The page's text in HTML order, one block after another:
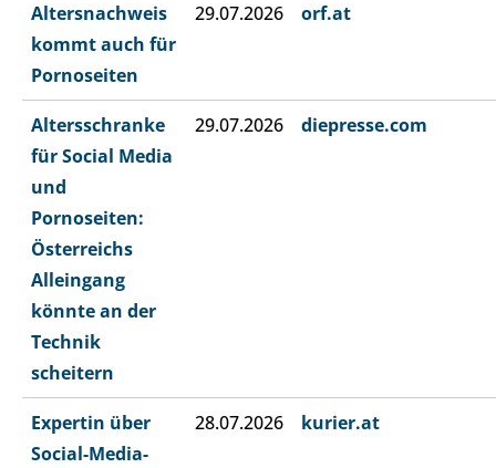
Altersnachweis
kommt auch für
Pornoseiten
29.07.2026 orf.at
Altersschranke
für Social Media
und
Pornoseiten:
Österreichs
Alleingang
könnte an der
Technik
scheitern
29.07.2026 diepresse.com
Expertin über
Social-Media-
28.07.2026 kurier.at